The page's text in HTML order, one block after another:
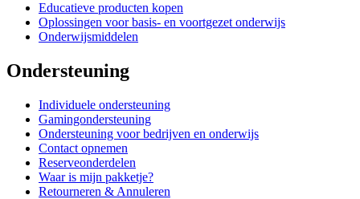
Educatieve producten kopen
Oplossingen voor basis- en voortgezet onderwijs
Onderwijsmiddelen
Ondersteuning
Individuele ondersteuning
Gamingondersteuning
Ondersteuning voor bedrijven en onderwijs
Contact opnemen
Reserveonderdelen
Waar is mijn pakketje?
Retourneren & Annuleren